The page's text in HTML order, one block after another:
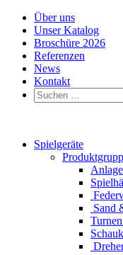
Über uns
Unser Katalog
Broschüre 2026
Referenzen
News
Kontakt
Suchen
nach:
Spielgeräte
Sand